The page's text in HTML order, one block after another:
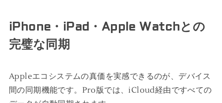
iPhone・iPad・Apple Watchとの
完璧な同期
Appleエコシステムの真価を実感できるのが、デバイス
間の同期機能です。Pro版では、iCloud経由ですべての